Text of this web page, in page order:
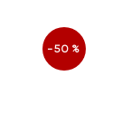
-50%